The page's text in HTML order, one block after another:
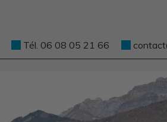
Tél. 06 08 05 21 66